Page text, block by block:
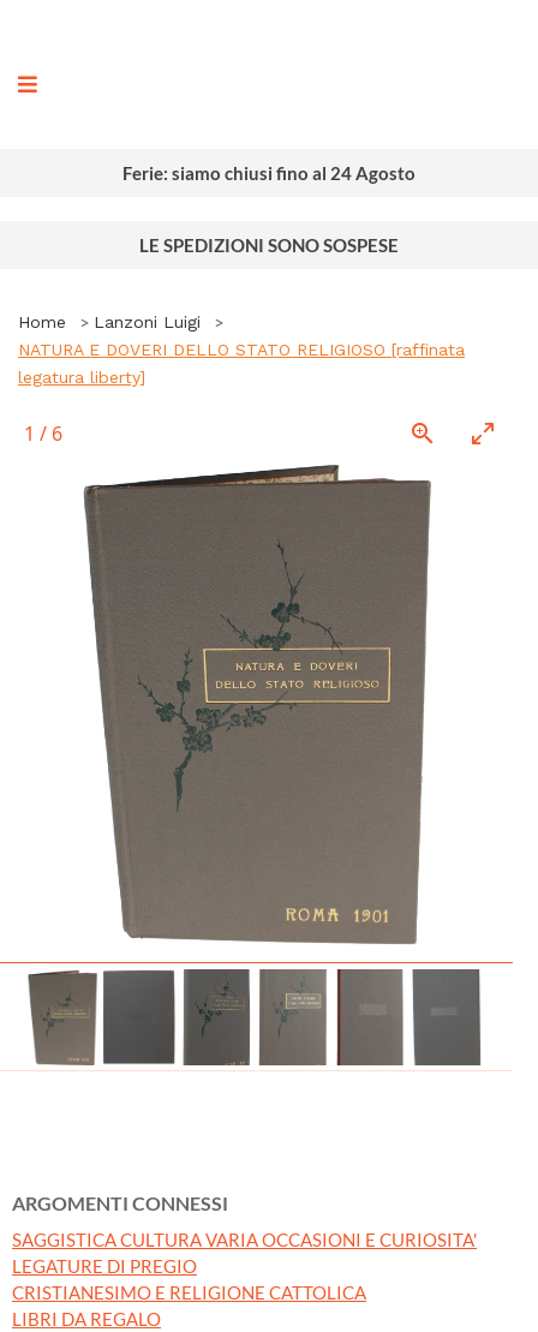
Ferie: siamo chiusi fino al 24 Agosto
LE SPEDIZIONI SONO SOSPESE
Home
Lanzoni Luigi
NATURA E DOVERI DELLO STATO RELIGIOSO [raffinata
legatura liberty]
1 / 6
ARGOMENTI CONNESSI
SAGGISTICA CULTURA VARIA OCCASIONI E CURIOSITA'
LEGATURE DI PREGIO
CRISTIANESIMO E RELIGIONE CATTOLICA
LIBRI DA REGALO